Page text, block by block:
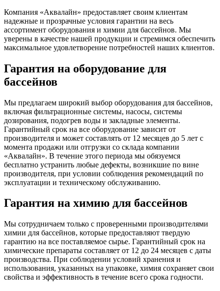
Компания «Аквалайн» предоставляет своим клиентам
надежные и прозрачные условия гарантии на весь
ассортимент оборудования и химии для бассейнов. Мы
уверены в качестве нашей продукции и стремимся обеспечить
максимальное удовлетворение потребностей наших клиентов.
Гарантия на оборудование для
бассейнов
Мы предлагаем широкий выбор оборудования для бассейнов,
включая фильтрационные системы, насосы, системы
дозирования, подогрев воды и закладные элементы.
Гарантийный срок на все оборудование зависит от
производителя и может составлять от 12 месяцев до 5 лет с
момента продажи или отгрузки со склада компании
«Аквалайн». В течение этого периода мы обязуемся
бесплатно устранить любые дефекты, возникшие по вине
производителя, при условии соблюдения рекомендаций по
эксплуатации и техническому обслуживанию.
Гарантия на химию для бассейнов
Мы сотрудничаем только с проверенными производителями
химии для бассейнов, которые предоставляют твердую
гарантию на все поставляемое сырье. Гарантийный срок на
химические препараты составляет от 12 до 24 месяцев с даты
производства. При соблюдении условий хранения и
использования, указанных на упаковке, химия сохраняет свои
свойства и эффективность в течение всего срока годности.